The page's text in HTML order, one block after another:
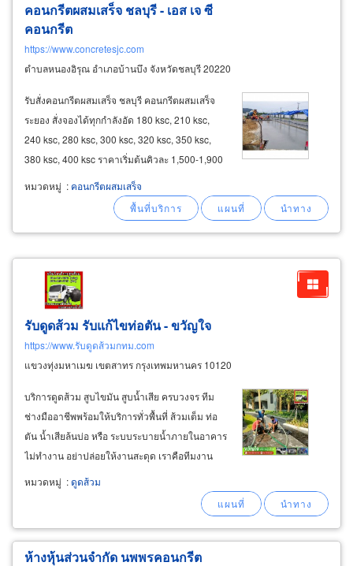
คอนกรีตผสมเสร็จ ชลบุรี - เอส เจ ซี
คอนกรีต
https://www.concretesjc.com
ตำบลหนองอิรุณ อำเภอบ้านบึง จังหวัดชลบุรี 20220
รับสั่งคอนกรีตผสมเสร็จ ชลบุรี คอนกรีตผสมเสร็จ
ระยอง สั่งจองได้ทุกกำลังอัด 180 ksc, 210 ksc,
240 ksc, 280 ksc, 300 ksc, 320 ksc, 350 ksc,
380 ksc, 400 ksc ราคาเริ่มต้นคิวละ 1,500-1,900
บาท มีรถปั๊มคอนกรีตให้บริการ ออกบิลใบกำกับ
ภาษีให้ คอนกรีตสำหรับงานก่อสร้างทั่วไปและ
คอนกรีตปั๊ม conventional andpumping
หมวดหมู่ : คอนกรีตผสมเสร็จ
รับดูดส้วม รับแก้ไขท่อตัน - ขวัญใจ
https://www.รับดูดส้วมกทม.com
แขวงทุ่งมหาเมฆ เขตสาทร กรุงเทพมหานคร 10120
บริการดูดส้วม สูบไขมัน สูบน้ำเสีย ครบวงจร ทีม
ช่างมืออาชีพพร้อมให้บริการทั่วพื้นที่ ส้วมเต็ม ท่อ
ตัน น้ำเสียล้นบ่อ หรือ ระบบระบายน้ำภายในอาคาร
ไม่ทำงาน อย่าปล่อยให้งานสะดุด เราคือทีมงาน
ช่างผู้เชี่ยวชาญด้านการดูดส้วมและระบบน้ำเสีย
ให้บริการรวดเร็ว ตรงเวลา ครอบคลุมทุกพื้นที่ใน
หมวดหมู่ :ดูดส้วม
ห้างหุ้นส่วนจำกัด นพพรคอนกรีต